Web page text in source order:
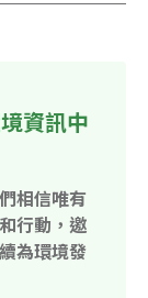
資訊中
相信唯有
行動，邀
為環境發